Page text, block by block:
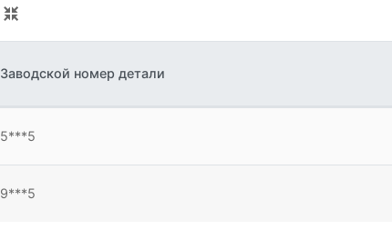
Заводской номер детали
5***5
9***5